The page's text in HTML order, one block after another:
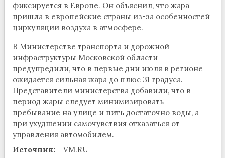
фиксируется в Европе. Он объяснил, что жара
пришла в европейские страны из-за особенностей
циркуляции воздуха в атмосфере.
В Министерстве транспорта и дорожной
инфраструктуры Московской области
предупредили, что в первые дни июля в регионе
ожидается сильная жара до плюс 31 градуса.
Представители министерства добавили, что в
период жары следует минимизировать
пребывание на улице и пить достаточно воды, а
при ухудшении самочувствия отказаться от
управления автомобилем.
Источник:
VM.RU